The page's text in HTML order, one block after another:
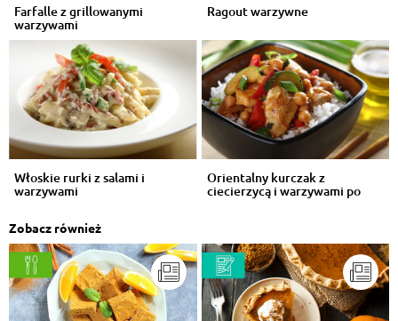
Farfalle z grillowanymi
warzywami
Ragout warzywne
Włoskie rurki z salami i
warzywami
Orientalny kurczak z
ciecierzycą i warzywami po
Zobacz również